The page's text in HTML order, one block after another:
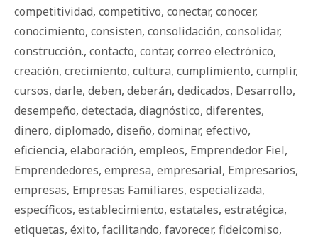
competitividad, competitivo, conectar, conocer,
conocimiento, consisten, consolidación, consolidar,
construcción., contacto, contar, correo electrónico,
creación, crecimiento, cultura, cumplimiento, cumplir,
cursos, darle, deben, deberán, dedicados, Desarrollo,
desempeño, detectada, diagnóstico, diferentes,
dinero, diplomado, diseño, dominar, efectivo,
eficiencia, elaboración, empleos, Emprendedor Fiel,
Emprendedores, empresa, empresarial, Empresarios,
empresas, Empresas Familiares, especializada,
específicos, establecimiento, estatales, estratégica,
etiquetas, éxito, facilitando, favorecer, fideicomiso,